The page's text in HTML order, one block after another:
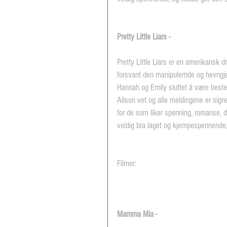
Pretty Little Liars -
Pretty Little Liars er en amerikansk
forsvant den manipulernde og
Hannah og Emily sluttet å være
Alison vet og alle meldingene er
for de som liker spenning,
veldig bra laget og
Filmer:
Mamma Mia -